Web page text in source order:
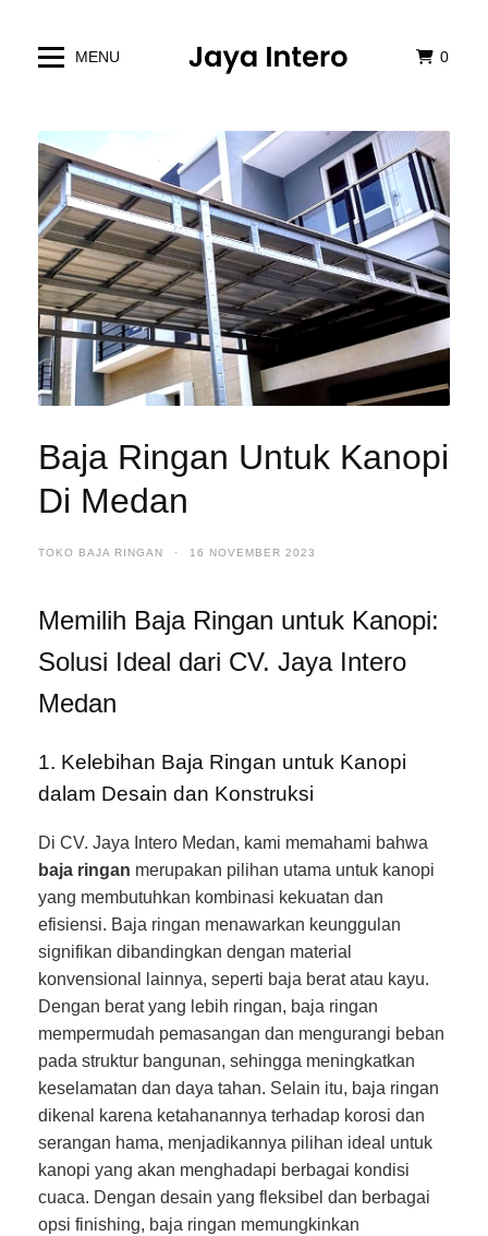
MENU 0
Baja Ringan Untuk Kanopi
Di Medan
TOKO BAJA RINGAN · 16 NOVEMBER 2023
Memilih Baja Ringan untuk Kanopi:
Solusi Ideal dari CV. Jaya Intero
Medan
1. Kelebihan Baja Ringan untuk Kanopi
dalam Desain dan Konstruksi
Di CV. Jaya Intero Medan, kami memahami bahwa
baja ringan merupakan pilihan utama untuk kanopi
yang membutuhkan kombinasi kekuatan dan
efisiensi. Baja ringan menawarkan keunggulan
signifikan dibandingkan dengan material
konvensional lainnya, seperti baja berat atau kayu.
Dengan berat yang lebih ringan, baja ringan
mempermudah pemasangan dan mengurangi beban
pada struktur bangunan, sehingga meningkatkan
keselamatan dan daya tahan. Selain itu, baja ringan
dikenal karena ketahanannya terhadap korosi dan
serangan hama, menjadikannya pilihan ideal untuk
kanopi yang akan menghadapi berbagai kondisi
cuaca. Dengan desain yang fleksibel dan berbagai
opsi finishing, baja ringan memungkinkan